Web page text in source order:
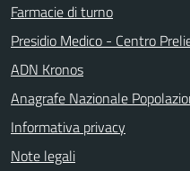
Farmacie di turno
Presidio Medico - Centro
ADN Kronos
Anagrafe Nazionale
Informativa privacy
Note legali